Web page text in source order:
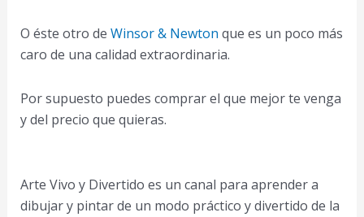
O éste otro de Winsor & Newton que es un poco más
caro de una calidad extraordinaria.
Por supuesto puedes comprar el que mejor te venga
y del precio que quieras.
Arte Vivo y Divertido es un canal para aprender a
dibujar y pintar de un modo práctico y divertido de la